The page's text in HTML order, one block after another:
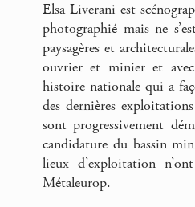
Elsa Liverani est
photographié mais ne
paysagères et
ouvrier et minier et avec
histoire nationale qui a
des dernières
sont progressivement
candidature du bassin
lieux d’exploitation
Métaleurop.